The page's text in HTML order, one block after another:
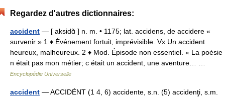
Regardez d'autres dictionnaires:
accident — [ aksidɑ̃ ] n. m. • 1175; lat. accidens, de accidere «
survenir » 1 ♦ Événement fortuit, imprévisible. Vx Un accident
heureux, malheureux. 2 ♦ Mod. Épisode non essentiel. « La poésie
n était pas mon métier; c était un accident, une aventure… …
Encyclopédie Universelle
accident — ACCIDÉNT (1 4, 6) accidente, s.n. (5) accidenţi, s.m.